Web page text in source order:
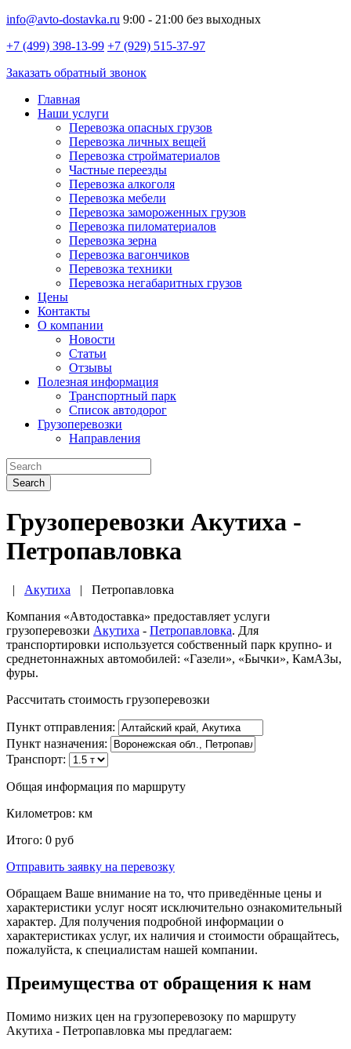
info@avto-dostavka.ru 9:00 - 21:00 без выходных
+7 (499) 398-13-99 +7 (929) 515-37-97
Заказать обратный звонок
Главная
Наши услуги
Перевозка опасных грузов
Перевозка личных вещей
Перевозка стройматериалов
Частные переезды
Перевозка алкоголя
Перевозка мебели
Перевозка замороженных грузов
Перевозка пиломатериалов
Перевозка зерна
Перевозка вагончиков
Перевозка техники
Перевозка негабаритных грузов
Цены
Контакты
О компании
Новости
Статьи
Отзывы
Полезная информация
Транспортный парк
Список автодорог
Грузоперевозки
Направления
Search
Грузоперевозки Акутиха -
Петропавловка
| Акутиха | Петропавловка
Компания «Автодоставка» предоставляет услуги
грузоперевозки Акутиха - Петропавловка. Для
транспортировки используется собственный парк крупно- и
среднетоннажных автомобилей: «Газели», «Бычки», КамАЗы,
фуры.
Рассчитать стоимость грузоперевозки
Пункт отправления:
Пункт назначения:
Транспорт:
Общая информация по маршруту
Километров: км
Итого: 0 руб
Отправить заявку на перевозку
Обращаем Ваше внимание на то, что приведённые цены и
характеристики услуг носят исключительно ознакомительный
характер. Для получения подробной информации о
характеристиках услуг, их наличия и стоимости обращайтесь,
пожалуйста, к специалистам нашей компании.
Преимущества от обращения к нам
Помимо низких цен на грузоперевозоку по маршруту
Акутиха - Петропавловка мы предлагаем: